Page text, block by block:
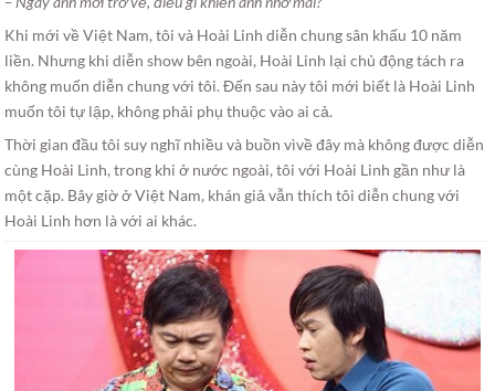
Khi mới về Việt Nam, tôi và Hoài Linh diễn chung sân khấu 10 năm
liền. Nhưng khi diễn show bên ngoài, Hoài Linh lại chủ động tách ra
không muốn diễn chung với tôi. Đến sau này tôi mới biết là Hoài Linh
muốn tôi tự lập, không phải phụ thuộc vào ai cả.
Thời gian đầu tôi suy nghĩ nhiều và buồn vìvề đây mà không được diễn
cùng Hoài Linh, trong khi ở nước ngoài, tôi với Hoài Linh gần như là
một cặp. Bây giờ ở Việt Nam, khán giả vẫn thích tôi diễn chung với
Hoài Linh hơn là với ai khác.